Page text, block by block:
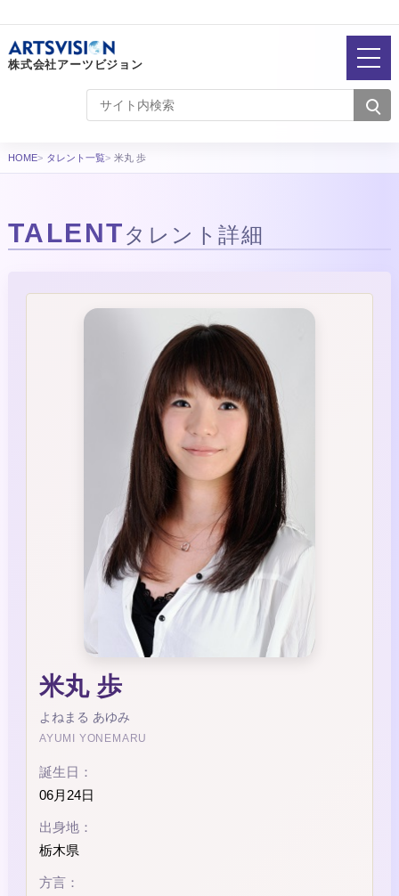
株式会社アーツビジョン
HOME タレント一覧 米丸 歩
TALENTタレント詳細
米丸 歩
よねまる あゆみ
AYUMI YONEMARU
誕生日：
06月24日
出身地：
栃木県
方言：